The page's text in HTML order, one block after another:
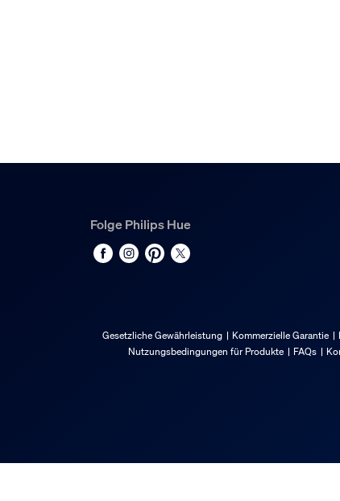
Folge Philips Hue
Gesetzliche Gewährleistung Kommerzielle Garantie
Nutzungsbedingungen für Produkte
FAQs